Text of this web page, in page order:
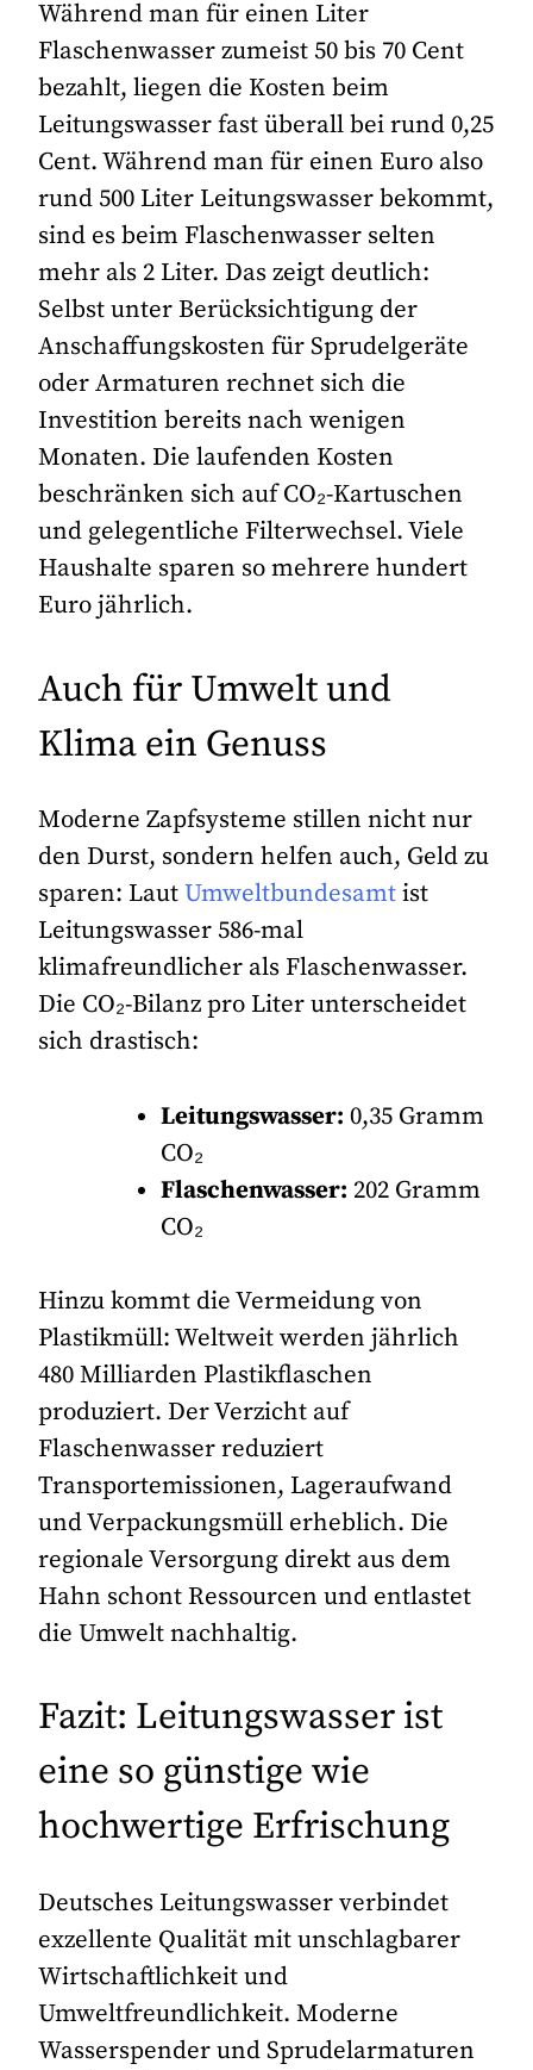
Während man für einen Liter
Flaschenwasser zumeist 50 bis 70 Cent
bezahlt, liegen die Kosten beim
Leitungswasser fast überall bei rund 0,25
Cent. Während man für einen Euro also
rund 500 Liter Leitungswasser bekommt,
sind es beim Flaschenwasser selten
mehr als 2 Liter. Das zeigt deutlich:
Selbst unter Berücksichtigung der
Anschaffungskosten für Sprudelgeräte
oder Armaturen rechnet sich die
Investition bereits nach wenigen
Monaten. Die laufenden Kosten
beschränken sich auf CO₂-Kartuschen
und gelegentliche Filterwechsel. Viele
Haushalte sparen so mehrere hundert
Euro jährlich.
Auch für Umwelt und
Klima ein Genuss
Moderne Zapfsysteme stillen nicht nur
den Durst, sondern helfen auch, Geld zu
sparen: LautUmweltbundesamtist
Leitungswasser 586-mal
klimafreundlicher als Flaschenwasser.
Die CO₂-Bilanz pro Liter unterscheidet
sich drastisch:
Leitungswasser: 0,35 Gramm
CO₂
Flaschenwasser: 202 Gramm
CO₂
Hinzu kommt die Vermeidung von
Plastikmüll: Weltweit werden jährlich
480 Milliarden Plastikflaschen
produziert. Der Verzicht auf
Flaschenwasser reduziert
Transportemissionen, Lageraufwand
und Verpackungsmüll erheblich. Die
regionale Versorgung direkt aus dem
Hahn schont Ressourcen und entlastet
die Umwelt nachhaltig.
Fazit: Leitungswasser ist
eine so günstige wie
hochwertige Erfrischung
Deutsches Leitungswasser verbindet
exzellente Qualität mit unschlagbarer
Wirtschaftlichkeit und
Umweltfreundlichkeit. Moderne
Wasserspender und Sprudelarmaturen